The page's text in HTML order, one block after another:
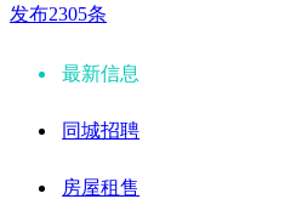
发布2305条
最新信息
同城招聘
房屋租售